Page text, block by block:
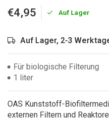
€4,95 Auf Lager
Auf Lager, 2-3
Für biologische Filterung
1 liter
OAS Kunststoff-
externen Filtern und